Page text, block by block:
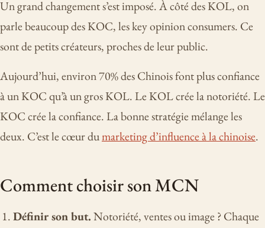
Un grand changement s’est imposé. À côté des KOL, on
parle beaucoup des KOC, les key opinion consumers. Ce
sont de petits créateurs, proches de leur public.
Aujourd’hui, environ 70% des Chinois font plus confiance
à un KOC qu’à un gros KOL. Le KOL crée la notoriété. Le
KOC crée la confiance. La bonne stratégie mélange les
deux. C’est le cœur dumarketing d’influence à la chinoise.
Comment choisir son MCN
Définir son but.Notoriété, ventes ou image ? Chaque